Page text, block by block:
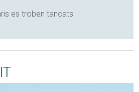
es troben tancats